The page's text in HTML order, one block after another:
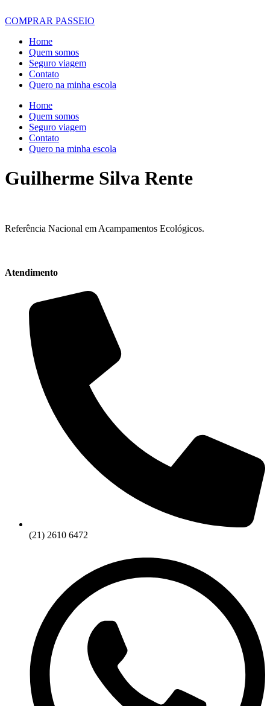
COMPRAR PASSEIO
Home
Quem somos
Seguro viagem
Contato
Quero na minha escola
Home
Quem somos
Seguro viagem
Contato
Quero na minha escola
Guilherme Silva Rente
Referência Nacional em Acampamentos Ecológicos.
Atendimento
(21) 2610 6472